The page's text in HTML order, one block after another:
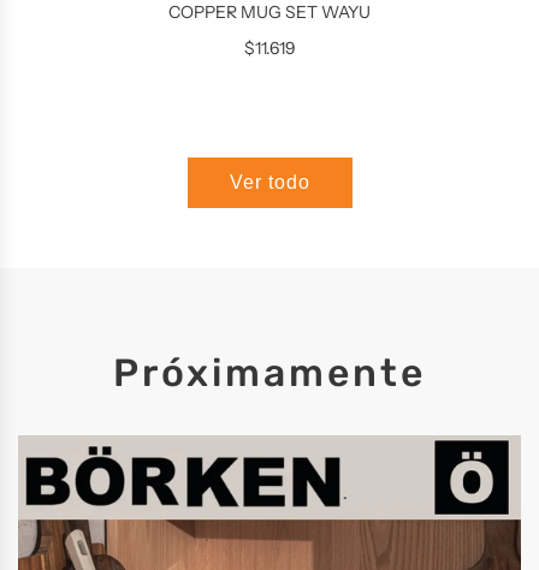
COPPER MUG SET WAYU
$11.619
Ver todo
Próximamente